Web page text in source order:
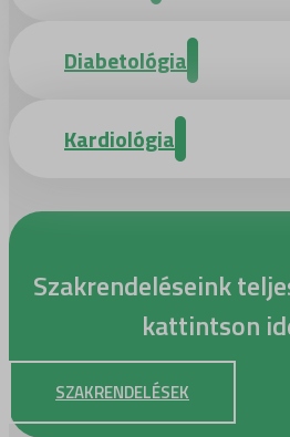
Diabetológia
Kardiológia
Szakrendeléseink
kattintson
SZAKRENDELÉSEK